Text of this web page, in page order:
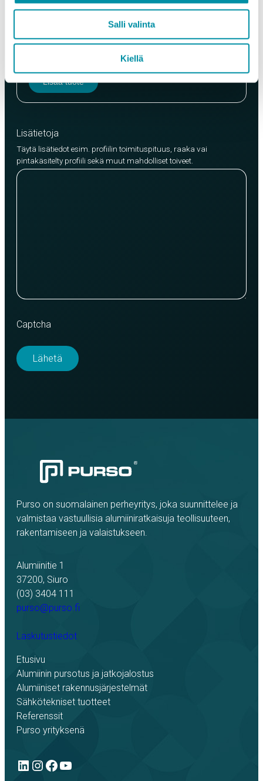
Salli valinta
Kiellä
EN AW-6063 (min. 250kg)
Lisää tuote
Lisätietoja
Täytä lisätiedot esim. profiilin toimituspituus, raaka vai
pintakäsitelty profiili sekä muut mahdolliset toiveet.
Captcha
Purso on suomalainen perheyritys, joka suunnittelee ja
valmistaa vastuullisia alumiiniratkaisuja teollisuuteen,
rakentamiseen ja valaistukseen.
Alumiinitie 1
37200, Siuro
(03) 3404 111
purso@purso.fi
Laskutustiedot
Etusivu
Alumiinin pursotus ja jatkojalostus
Alumiiniset rakennusjärjestelmät
Sähkötekniset tuotteet
Referenssit
Purso yrityksenä
LinkedIn
Instagram
Facebook
YouTube